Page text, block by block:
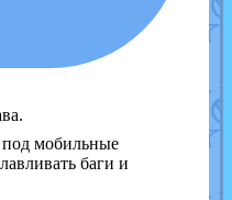
мобильные
баги и